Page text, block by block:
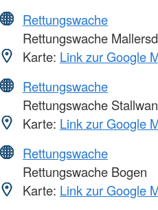
Rettungswache
Rettungswache
Karte: Link zur Google
Rettungswache
Rettungswache
Karte: Link zur Google
Rettungswache
Rettungswache Bogen
Karte: Link zur Google